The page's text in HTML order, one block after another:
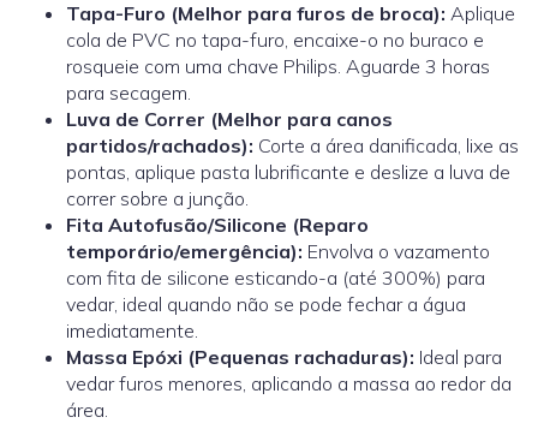
Tapa-Furo (Melhor para furos de broca): Aplique
cola de PVC no tapa-furo, encaixe-o no buraco e
rosqueie com uma chave Philips. Aguarde 3 horas
para secagem.
Luva de Correr (Melhor para canos
partidos/rachados): Corte a área danificada, lixe as
pontas, aplique pasta lubrificante e deslize a luva de
correr sobre a junção.
Fita Autofusão/Silicone (Reparo
temporário/emergência): Envolva o vazamento
com fita de silicone esticando-a (até 300%) para
vedar, ideal quando não se pode fechar a água
imediatamente.
Massa Epóxi (Pequenas rachaduras): Ideal para
vedar furos menores, aplicando a massa ao redor da
área.